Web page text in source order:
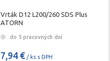
Vrták D12 L200/260 SDS Plus
ATORN
do 5 pracovných dní
7,94 € / ks s DPH